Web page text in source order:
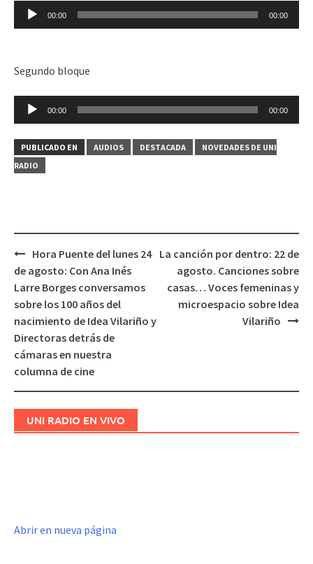
Reproductor
00:00 00:00
Segundo bloque
Reproductor
audio
00:00 00:00
PUBLICADO EN AUDIOS DESTACADA
NOVEDADES DE UNI
RADIO
Navegación
de
entradas
Hora Puente del lunes 24
de agosto: Con Ana Inés
Larre Borges conversamos
sobre los 100 años del
nacimiento de Idea Vilariño y
Directoras detrás de
cámaras en nuestra
columna de cine
La canción por dentro: 22 de
agosto. Canciones sobre
casas… Voces femeninas y
microespacio sobre Idea
Vilariño
UNI RADIO EN VIVO
Abrir en nueva página